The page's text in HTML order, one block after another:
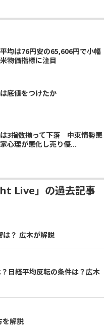
平均は76円安の65,606円で小幅
物価指標に注目
底値をつけたか
は3指数揃って下落 中東情勢悪
心理が悪化し売り優...
Live」の過去記事
は？ 広木が解説
日経平均反転の条件は？広木
を解説